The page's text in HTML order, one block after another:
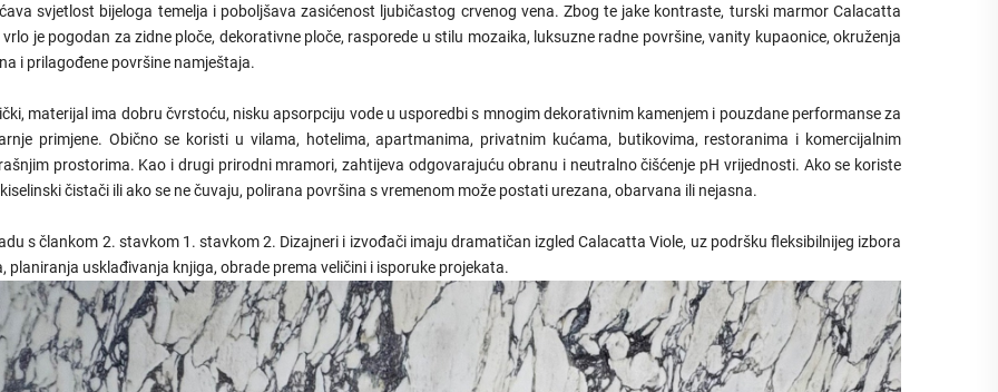
svjetlost bijeloga temelja i poboljšava zasićenost ljubičastog crvenog vena. Zbog te jake kontraste, turski marmor Calacatta
vrlo je pogodan za zidne ploče, dekorativne ploče, rasporede u stilu mozaika, luksuzne radne površine, vanity kupaonice, okruženja
i prilagođene površine namještaja.
materijal ima dobru čvrstoću, nisku apsorpciju vode u usporedbi s mnogim dekorativnim kamenjem i pouzdane performanse za
primjene. Obično se koristi u vilama, hotelima, apartmanima, privatnim kućama, butikovima, restoranima i komercijalnim
prostorima. Kao i drugi prirodni mramori, zahtijeva odgovarajuću obranu i neutralno čišćenje pH vrijednosti. Ako se koriste
čistači ili ako se ne čuvaju, polirana površina s vremenom može postati urezana, obarvana ili nejasna.
s člankom 2. stavkom 1. stavkom 2. Dizajneri i izvođači imaju dramatičan izgled Calacatta Viole, uz podršku fleksibilnijeg izbora
planiranja usklađivanja knjiga, obrade prema veličini i isporuke projekata.